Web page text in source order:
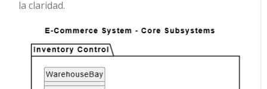
la claridad.